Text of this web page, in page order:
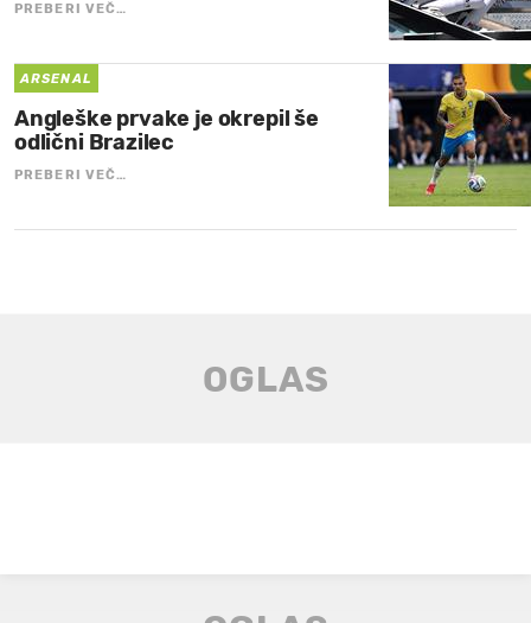
PREBERI VEČ…
ARSENAL
Angleške prvake je okrepil še
odlični Brazilec
PREBERI VEČ…